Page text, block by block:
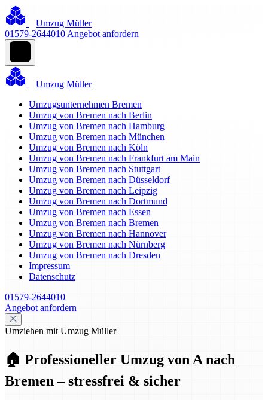
Umzug Müller
01579-2644010 Angebot anfordern
Umzug Müller
Umzugsunternehmen Bremen
Umzug von Bremen nach Berlin
Umzug von Bremen nach Hamburg
Umzug von Bremen nach München
Umzug von Bremen nach Köln
Umzug von Bremen nach Frankfurt am Main
Umzug von Bremen nach Stuttgart
Umzug von Bremen nach Düsseldorf
Umzug von Bremen nach Leipzig
Umzug von Bremen nach Dortmund
Umzug von Bremen nach Essen
Umzug von Bremen nach Bremen
Umzug von Bremen nach Hannover
Umzug von Bremen nach Nürnberg
Umzug von Bremen nach Dresden
Impressum
Datenschutz
01579-2644010
Angebot anfordern
Umziehen mit Umzug Müller
🏠 Professioneller Umzug von A nach
Bremen – stressfrei & sicher